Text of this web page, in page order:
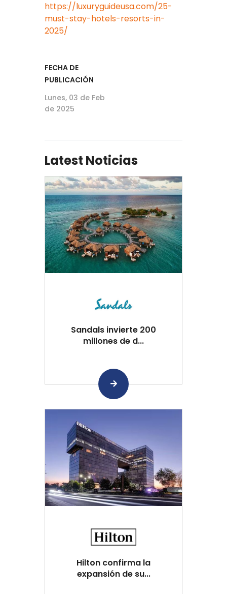
https://luxuryguideusa.com/25-
must-stay-hotels-resorts-in-
2025/
FECHA DE
PUBLICACIÓN
Lunes, 03 de Feb
de 2025
Latest Noticias
Sandals invierte 200
millones de d...
Hilton confirma la
expansión de su...